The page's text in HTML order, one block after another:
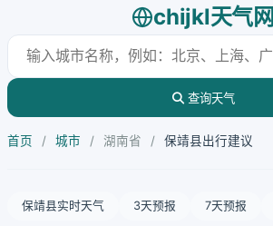
chijkl天气网
查询天气
首页 / 城市 / 湖南省 / 保靖县出行建议
保靖县实时天气 3天预报 7天预报